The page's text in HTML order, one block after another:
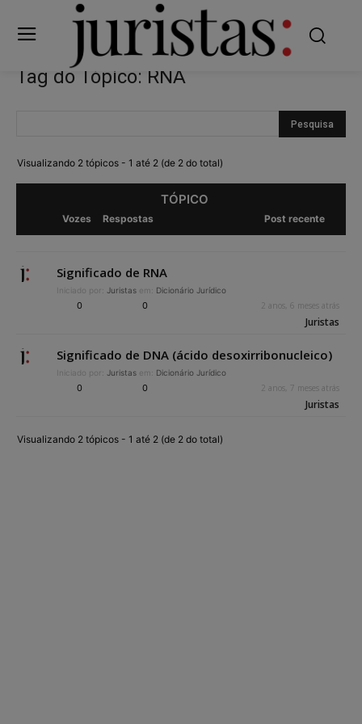
Tag do Tópico: RNA
Visualizando 2 tópicos - 1 até 2 (de 2 do total)
TÓPICO
Vozes Respostas Post recente
Significado de RNA
Iniciado por: Juristas em: Dicionário Jurídico
0 0 2 anos, 6 meses atrás
Juristas
Significado de DNA (ácido desoxirribonucleico)
Iniciado por: Juristas em: Dicionário Jurídico
0 0 2 anos, 7 meses atrás
Juristas
Visualizando 2 tópicos - 1 até 2 (de 2 do total)